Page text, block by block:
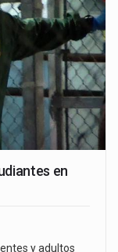
en
y adultos